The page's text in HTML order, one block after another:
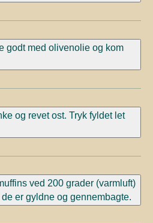
godt med olivenolie og kom
og revet ost. Tryk fyldet let
ved 200 grader (varmluft)
er gyldne og gennembagte.